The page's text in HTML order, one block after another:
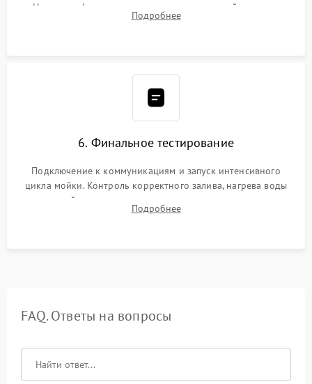
Надежная фиксация хомутов гидравлической системы,
сборка корпуса и установка датчика поплавка.
Подробнее
6. Финальное тестирование
Подключение к коммуникациям и запуск интенсивного
цикла мойки. Контроль корректного залива, нагрева воды
до нужной температуры, отсутствия посторонних шумов,
штатного слива и абсолютной сухости в поддоне.
Подробнее
FAQ. Ответы на вопросы